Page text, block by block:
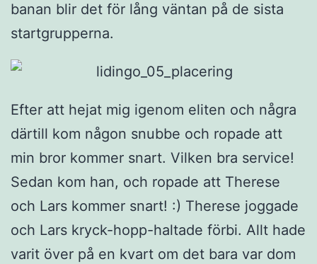
banan blir det för lång väntan på de sista
startgrupperna.
Efter att hejat mig igenom eliten och några
därtill kom någon snubbe och ropade att
min bror kommer snart. Vilken bra service!
Sedan kom han, och ropade att Therese
och Lars kommer snart! :) Therese joggade
och Lars kryck-hopp-haltade förbi. Allt hade
varit över på en kvart om det bara var dom